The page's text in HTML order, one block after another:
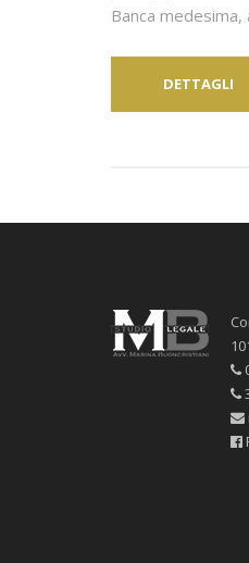
Banca
DETTAGLI